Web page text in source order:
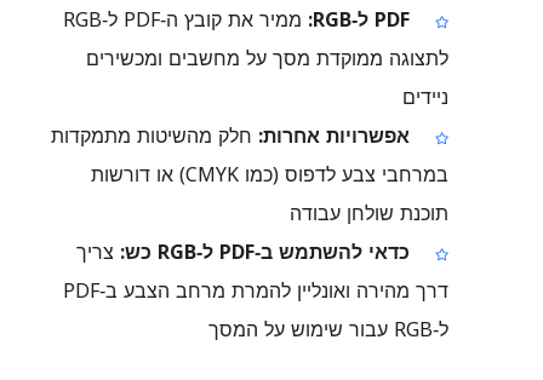
PDF ל‑RGB:
ממיר את קובץ ה‑PDF ל‑RGB
לתצוגה ממוקדת מסך על מחשבים ומכשירים
ניידים
אפשרויות אחרות: חלק מהשיטות מתמקדות
במרחבי צבע לדפוס (כמו CMYK) או דורשות
תוכנת שולחן עבודה
כדאי להשתמש ב‑PDF ל‑RGB כש:
צריך
דרך מהירה ואונליין להמרת מרחב הצבע ב‑PDF
ל‑RGB עבור שימוש על המסך